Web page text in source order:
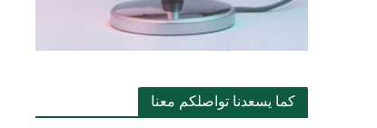
كما يسعدنا تواصلكم معنا